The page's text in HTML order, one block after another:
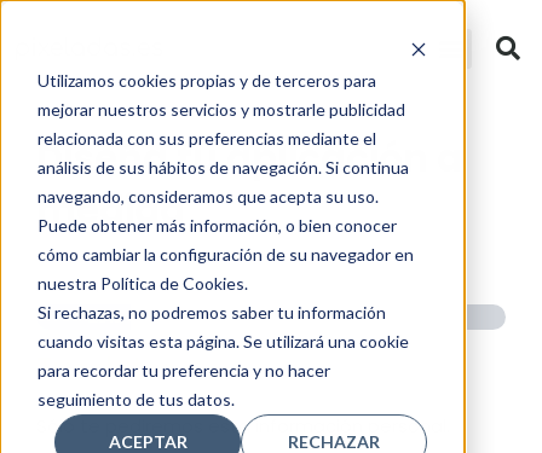
Utilizamos cookies propias y de terceros para
mejorar nuestros servicios y mostrarle publicidad
relacionada con sus preferencias mediante el
análisis de sus hábitos de navegación. Si continua
navegando, consideramos que acepta su uso.
Puede obtener más información, o bien conocer
cómo cambiar la configuración de su navegador en
nuestra Política de Cookies.
Si rechazas, no podremos saber tu información
cuando visitas esta página. Se utilizará una cookie
para recordar tu preferencia y no hacer
seguimiento de tus datos.
ACEPTAR RECHAZAR
Diseña tu aplicación a
medida
Paso1de5
20%
Tus datos
Sólo te pediremos esta información personal.